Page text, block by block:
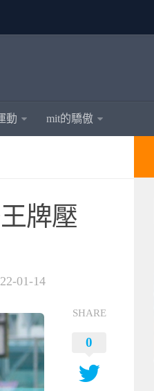
動 mit的驕傲
牌壓
01-14
SHARE
0